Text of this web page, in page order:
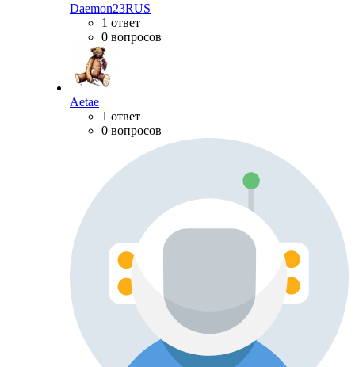
Daemon23RUS
1 ответ
0 вопросов
Aetae
1 ответ
0 вопросов